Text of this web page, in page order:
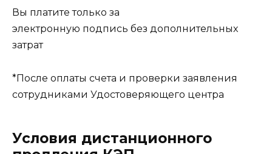
Вы платите только за
электронную подпись без дополнительных
затрат
*После оплаты счета и проверки заявления
сотрудниками Удостоверяющего центра
Условия дистанционного